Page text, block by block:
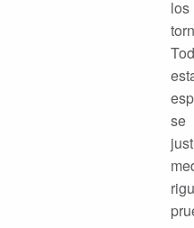
los
se